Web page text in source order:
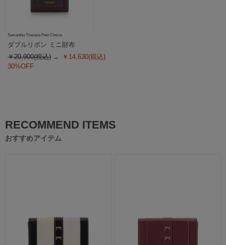
Samantha Thavasa Petit Choice
ダブルリボン ミニ財布
￥20,900(税込)
￥14,630(税込)
30%OFF
RECOMMEND ITEMS
おすすめアイテム